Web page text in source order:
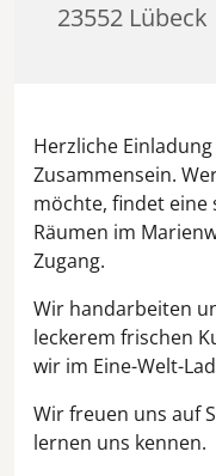
23552 Lübeck
Herzliche
Zusammensein.
möchte, findet eine
Räumen im
Zugang.
Wir handarbeiten
leckerem frischen
wir im Eine-Welt-
Wir freuen uns auf
lernen uns kennen.